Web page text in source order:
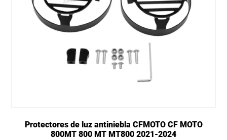
Protectores de luz antiniebla CFMOTO CF MOTO
800MT 800 MT MT800 2021-2024